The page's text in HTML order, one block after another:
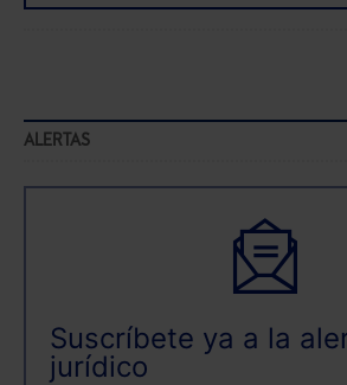
navegador. Si no seleccionas
ALERTAS
Suscríbete ya a la
jurídico